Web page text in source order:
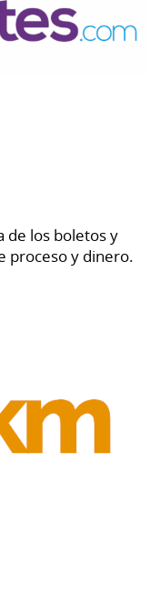
de los boletos y
proceso y dinero.